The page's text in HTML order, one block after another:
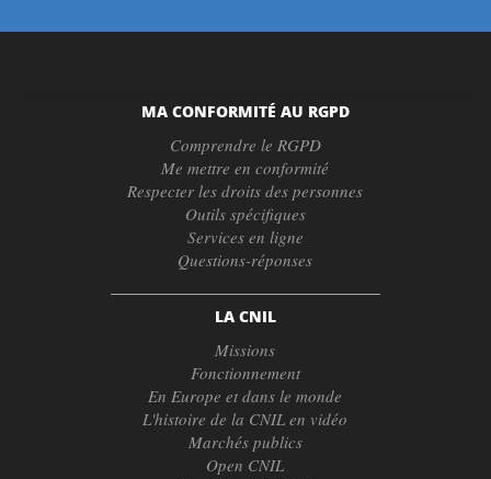
MA CONFORMITÉ AU RGPD
Comprendre le RGPD
Me mettre en conformité
Respecter les droits des personnes
Outils spécifiques
Services en ligne
Questions-réponses
LA CNIL
Missions
Fonctionnement
En Europe et dans le monde
L'histoire de la CNIL en vidéo
Marchés publics
Open CNIL